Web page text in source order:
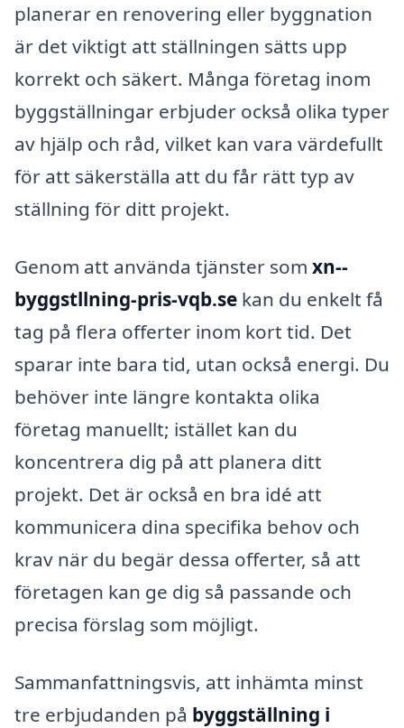
planerar en renovering eller byggnation
är det viktigt att ställningen sätts upp
korrekt och säkert. Många företag inom
byggställningar erbjuder också olika typer
av hjälp och råd, vilket kan vara värdefullt
för att säkerställa att du får rätt typ av
ställning för ditt projekt.
Genom att använda tjänster som xn--
byggstllning-pris-vqb.se kan du enkelt få
tag på flera offerter inom kort tid. Det
sparar inte bara tid, utan också energi. Du
behöver inte längre kontakta olika
företag manuellt; istället kan du
koncentrera dig på att planera ditt
projekt. Det är också en bra idé att
kommunicera dina specifika behov och
krav när du begär dessa offerter, så att
företagen kan ge dig så passande och
precisa förslag som möjligt.
Sammanfattningsvis, att inhämta minst
tre erbjudanden på byggställning i